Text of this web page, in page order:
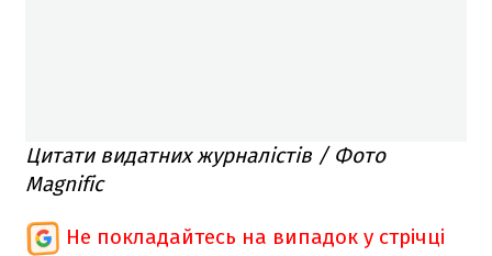
Цитати видатних журналістів / Фото
Magnific
Не покладайтесь на випадок у стрічці